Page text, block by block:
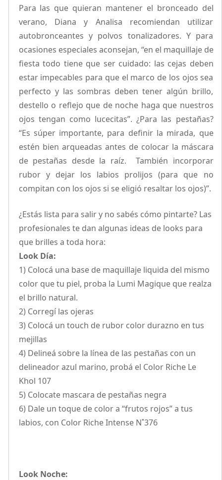
Para las que quieran mantener el bronceado del
verano, Diana y Analisa recomiendan utilizar
autobronceantes y polvos tonalizadores. Y para
ocasiones especiales aconsejan, “en el maquillaje de
fiesta todo tiene que ser cuidado: las cejas deben
estar impecables para que el marco de los ojos sea
perfecto y las sombras deben tener algún brillo,
destello o reflejo que de noche haga que nuestros
ojos tengan como lucecitas”. ¿Para las pestañas?
“Es súper importante, para definir la mirada, que
estén bien arqueadas antes de colocar la máscara
de pestañas desde la raíz. También incorporar
rubor y dejar los labios prolijos (para que no
compitan con los ojos si se eligió resaltar los ojos)”.
¿Estás lista para salir y no sabés cómo pintarte? Las
profesionales te dan algunas ideas de looks para
que brilles a toda hora:
Look Día:
1) Colocá una base de maquillaje liquida del mismo
color que tu piel, proba la Lumi Magique que realza
el brillo natural.
2) Corregí las ojeras
3) Colocá un touch de rubor color durazno en tus
mejillas
4) Delineá sobre la línea de las pestañas con un
delineador azul marino, probá el Color Riche Le
Khol 107
5) Colocate mascara de pestañas negra
6) Dale un toque de color a “frutos rojos” a tus
labios, con Color Riche Intense N˚376
Look Noche: